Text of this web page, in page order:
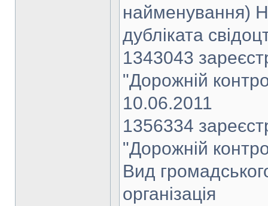
найменування)
дубліката
1343043
"Дорожній
10.06.2011
1356334
"Дорожній
Вид
організація